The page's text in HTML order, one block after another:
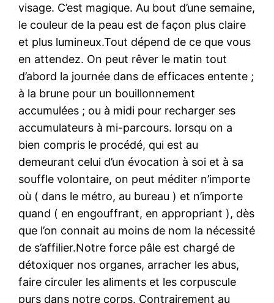
visage. C’est magique. Au bout d’une semaine,
le couleur de la peau est de façon plus claire
et plus lumineux.Tout dépend de ce que vous
en attendez. On peut rêver le matin tout
d’abord la journée dans de efficaces entente ;
à la brune pour un bouillonnement
accumulées ; ou à midi pour recharger ses
accumulateurs à mi-parcours. lorsqu on a
bien compris le procédé, qui est au
demeurant celui d’un évocation à soi et à sa
souffle volontaire, on peut méditer n’importe
où ( dans le métro, au bureau ) et n’importe
quand ( en engouffrant, en appropriant ), dès
que l’on connait au moins de nom la nécessité
de s’affilier.Notre force pâle est chargé de
détoxiquer nos organes, arracher les abus,
faire circuler les aliments et les corpuscule
purs dans notre corps. Contrairement au